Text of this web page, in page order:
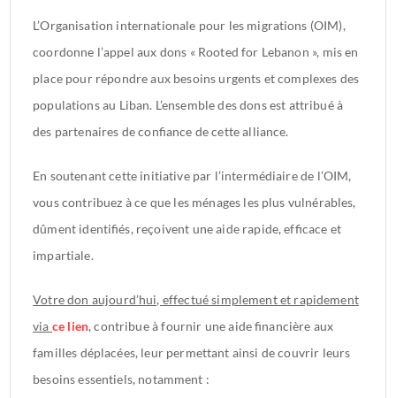
L’Organisation internationale pour les migrations (OIM),
coordonne l’appel aux dons « Rooted for Lebanon », mis en
place pour répondre aux besoins urgents et complexes des
populations au Liban. L’ensemble des dons est attribué à
des partenaires de confiance de cette alliance.
En soutenant cette initiative par l’intermédiaire de l’OIM,
vous contribuez à ce que les ménages les plus vulnérables,
dûment identifiés, reçoivent une aide rapide, efficace et
impartiale.
Votre don aujourd’hui, effectué simplement et rapidement
via ce lien, contribue à fournir une aide financière aux
familles déplacées, leur permettant ainsi de couvrir leurs
besoins essentiels, notamment :